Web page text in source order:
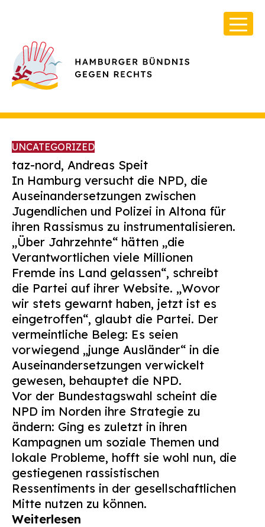
Über Uns
Infos & Broschüren
Archiv
Kontakt
Suchen
nach:
UNCATEGORIZED
taz-nord, Andreas Speit
In Hamburg versucht die NPD, die
Auseinandersetzungen zwischen
Jugendlichen und Polizei in Altona für
ihren Rassismus zu instrumentalisieren.
„Über Jahrzehnte“ hätten „die
Verantwortlichen viele Millionen
Fremde ins Land gelassen“, schreibt
die Partei auf ihrer Website. „Wovor
wir stets gewarnt haben, jetzt ist es
eingetroffen“, glaubt die Partei. Der
vermeintliche Beleg: Es seien
vorwiegend „junge Ausländer“ in die
Auseinandersetzungen verwickelt
gewesen, behauptet die NPD.
Vor der Bundestagswahl scheint die
NPD im Norden ihre Strategie zu
ändern: Ging es zuletzt in ihren
Kampagnen um soziale Themen und
lokale Probleme, hofft sie wohl nun, die
gestiegenen rassistischen
Ressentiments in der gesellschaftlichen
Mitte nutzen zu können.
Weiterlesen